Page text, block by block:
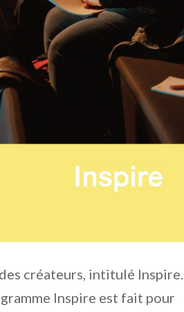
créateurs, intitulé Inspire.
Inspire est fait pour